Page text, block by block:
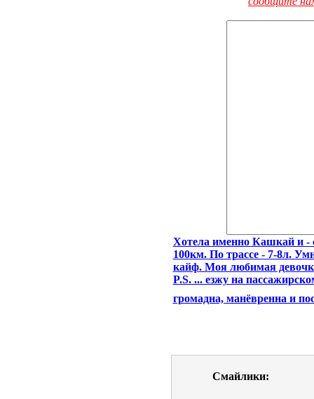
Хотела именно Кашкай и -
100км. По трассе - 7-8л.
кайф. Моя любимая
P.S. ... езжу на
громадна, манёвренна и
Смайлики: